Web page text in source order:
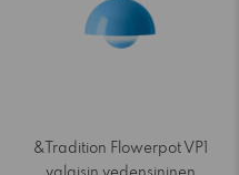
&Tradition Flowerpot VP1